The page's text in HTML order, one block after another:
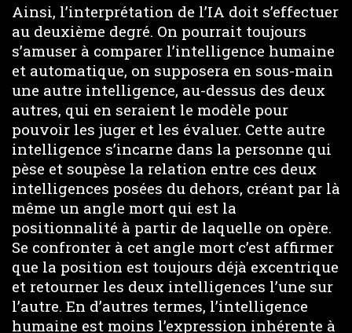
Ainsi, l’interprétation de l’IA doit s’effectuer
au deuxième degré. On pourrait toujours
s’amuser à comparer l’intelligence humaine
et automatique, on supposera en sous-main
une autre intelligence, au-dessus des deux
autres, qui en seraient le modèle pour
pouvoir les juger et les évaluer. Cette autre
intelligence s’incarne dans la personne qui
pèse et soupèse la relation entre ces deux
intelligences posées du dehors, créant par là
même un angle mort qui est la
positionnalité à partir de laquelle on opère.
Se confronter à cet angle mort c’est affirmer
que la position est toujours déjà excentrique
et retourner les deux intelligences l’une sur
l’autre. En d’autres termes, l’intelligence
humaine est moins l’expression inhérente à